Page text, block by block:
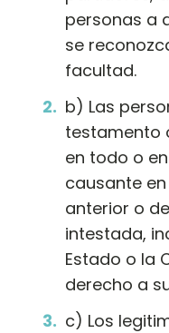
personas a
se
facultad.
b) Las
testamento
en todo o
causante
anterior o
intestada,
Estado o la
derecho a
c) Los